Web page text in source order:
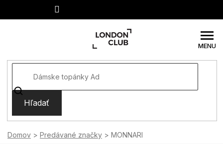
Hľadať
Domov Predávané značky MONNARI